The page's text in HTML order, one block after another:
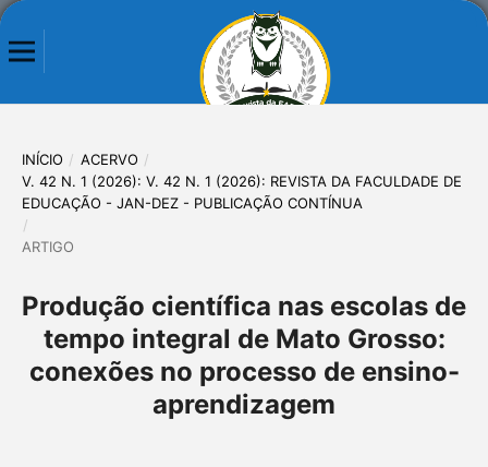
INÍCIO / ACERVO /
V. 42 N. 1 (2026): V. 42 N. 1 (2026): REVISTA DA FACULDADE DE
EDUCAÇÃO - JAN-DEZ - PUBLICAÇÃO CONTÍNUA
/
ARTIGO
Produção científica nas escolas de
tempo integral de Mato Grosso:
conexões no processo de ensino-
aprendizagem